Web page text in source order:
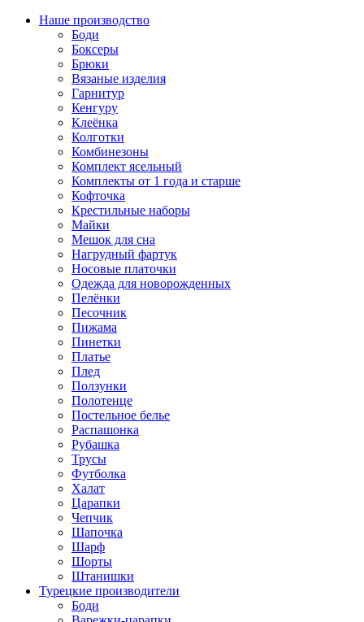
Наше производство
Боди
Боксеры
Брюки
Вязаные изделия
Гарнитур
Кенгуру
Клеёнка
Колготки
Комбинезоны
Комплект ясельный
Комплекты от 1 года и старше
Кофточка
Крестильные наборы
Майки
Мешок для сна
Нагрудный фартук
Носовые платочки
Одежда для новорожденных
Пелёнки
Песочник
Пижама
Пинетки
Платье
Плед
Ползунки
Полотенце
Постельное белье
Распашонка
Рубашка
Трусы
Футболка
Халат
Царапки
Чепчик
Шапочка
Шарф
Шорты
Штанишки
Турецкие производители
Боди